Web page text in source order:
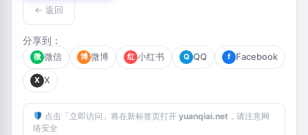
← 返回
分享到：
微 微信 博 微博 红 小红书 Q QQ f Facebook
X X
点击「立即访问」将在新标签页打开 yuanqiai.net ，请注意网
络安全